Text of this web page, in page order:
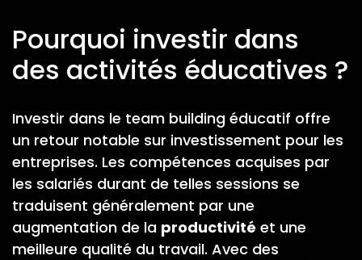
Pourquoi investir dans
des activités éducatives ?
Investir dans le team building éducatif offre
un retour notable sur investissement pour les
entreprises. Les compétences acquises par
les salariés durant de telles sessions se
traduisent généralement par une
augmentation de la productivité et une
meilleure qualité du travail. Avec des